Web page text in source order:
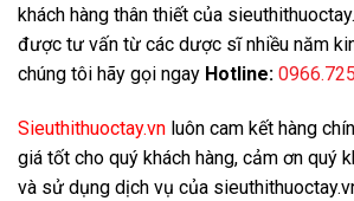
khách hàng thân thiết của
được tư vấn từ các dược sĩ nhiều năm
chúng tôi hãy gọi ngay Hotline:
Sieuthithuoctay.vn luôn cam kết hàng
giá tốt cho quý khách hàng, cảm ơn quý
và sử dụng dịch vụ của